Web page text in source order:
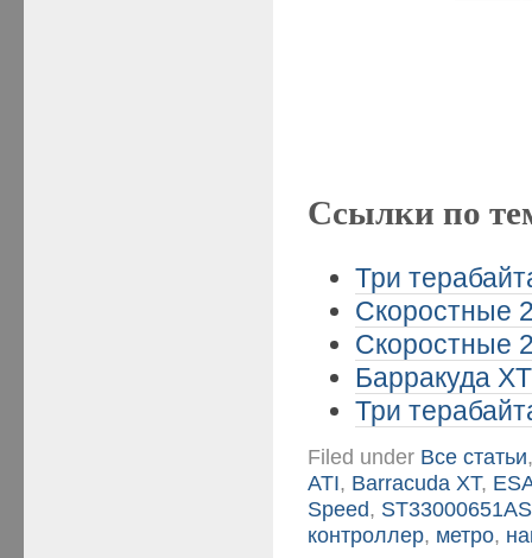
Ссылки по
Три
Скоростные
Скоростные
Барракуда
Три
Filed under Все статьи
ATI, Barracuda XT,
Speed, ST33000651AS
контроллер, метро,